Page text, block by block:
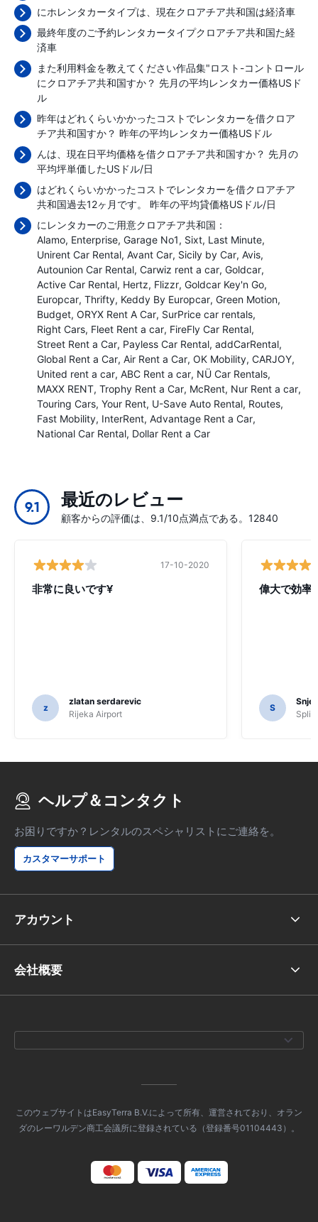
にホレンタカータイプは、現在クロアチア共和国は経済車
最終年度のご予約レンタカータイプクロアチア共和国た経
済車
また利用料金を教えてください作品集"ロスト-コントロール
にクロアチア共和国すか？ 先月の平均レンタカー価格USド
ル
昨年はどれくらいかかったコストでレンタカーを借クロア
チア共和国すか？ 昨年の平均レンタカー価格USドル
んは、現在日平均価格を借クロアチア共和国すか？ 先月の
平均坪単価したUSドル/日
はどれくらいかかったコストでレンタカーを借クロアチア
共和国過去12ヶ月です。 昨年の平均貸価格USドル/日
にレンタカーのご用意クロアチア共和国：
Alamo Enterprise Garage No1 Sixt Last Minute
Unirent Car Rental Avant Car Sicily by Car Avis
Autounion Car Rental Carwiz rent a car Goldcar
Active Car Rental Hertz Flizzr Goldcar Key'n Go
Europcar Thrifty Keddy By Europcar Green Motion
Budget ORYX Rent A Car SurPrice car rentals
Right Cars Fleet Rent a car FireFly Car Rental
Street Rent a Car Payless Car Rental addCarRental
Global Rent a Car Air Rent a Car OK Mobility CARJOY
United rent a car ABC Rent a car NÜ Car Rentals
MAXX RENT Trophy Rent a Car McRent Nur Rent a car
Touring Cars Your Rent U-Save Auto Rental Routes
Fast Mobility InterRent Advantage Rent a Car
National Car Rental Dollar Rent a Car
9.1 最近のレビュー
顧客からの評価は、9.1/10点満点である。12840
17-10-2020
非常に良いです¥
z
zlatan serdarevic
Rijeka Airport
偉大で効率
S
Split
ヘルプ＆コンタクト
お困りですか？レンタルのスペシャリストにご連絡を。
カスタマーサポート
アカウント
会社概要
このウェブサイトはEasyTerra B.V.によって所有、運営されており、オラン
ダのレーワルデン商工会議所に登録されている（登録番号01104443）。